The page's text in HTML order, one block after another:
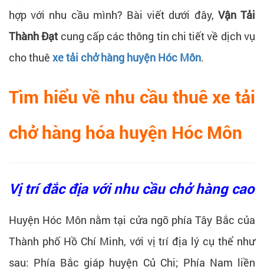
hợp với nhu cầu mình? Bài viết dưới đây, Vận Tải
Thành Đạt cung cấp các thông tin chi tiết về dịch vụ
cho thuê xe tải chở hàng huyện Hóc Môn.
Tìm hiểu về nhu cầu thuê xe tải
chở hàng hóa huyện Hóc Môn
Vị trí đắc địa với nhu cầu chở hàng cao
Huyện Hóc Môn nằm tại cửa ngõ phía Tây Bắc của
Thành phố Hồ Chí Minh, với vị trí địa lý cụ thể như
sau: Phía Bắc giáp huyện Củ Chi; Phía Nam liền